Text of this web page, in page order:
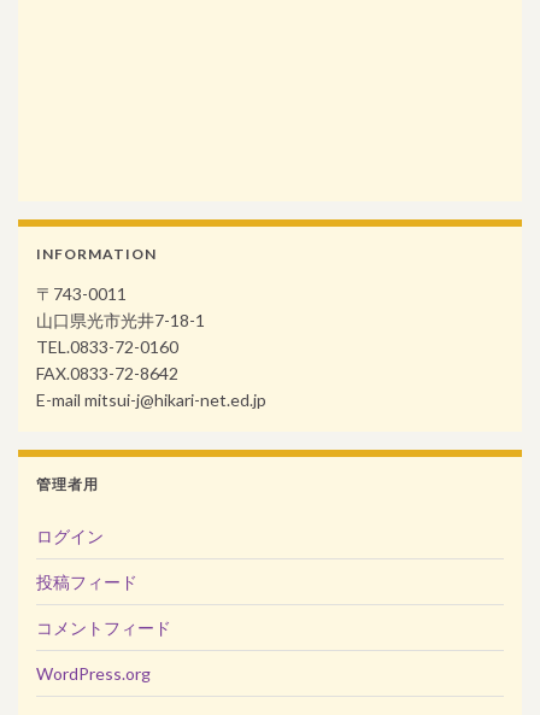
INFORMATION
〒743-0011
山口県光市光井7-18-1
TEL.0833-72-0160
FAX.0833-72-8642
E-mail mitsui-j@hikari-net.ed.jp
管理者用
ログイン
投稿フィード
コメントフィード
WordPress.org